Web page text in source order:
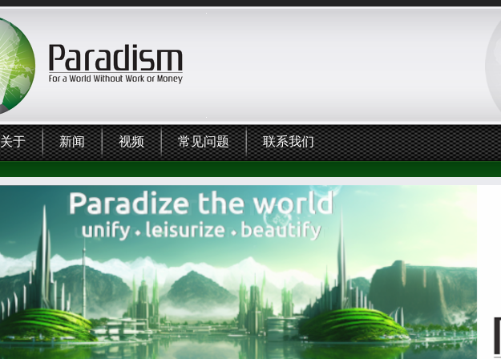
关于 新闻 视频 常见问题 联系我们